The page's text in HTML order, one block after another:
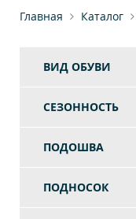
Главная Каталог
ВИД ОБУВИ
СЕЗОННОСТЬ
ПОДОШВА
ПОДНОСОК